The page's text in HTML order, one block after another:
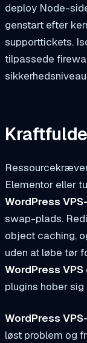
deploy Node-
genstart efter
supporttickets.
tilpassede
Elementor eller
WordPress
swap-plads.
object caching,
uden at løbe tør
WordPress VPS
plugins hober sig
WordPress
løst problem og